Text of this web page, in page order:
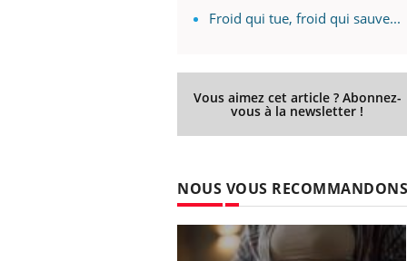
Froid qui tue, froid qui sauve...
Vous aimez cet article ? Abonnez-
vous à la newsletter !
NOUS VOUS RECOMMANDONS
patients comme parfois chez les soignants.